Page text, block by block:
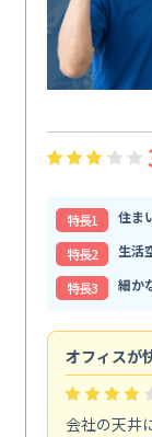
特⻑1
住ま
特⻑2
生活
特⻑3
細か
オフィスが
会社の天井